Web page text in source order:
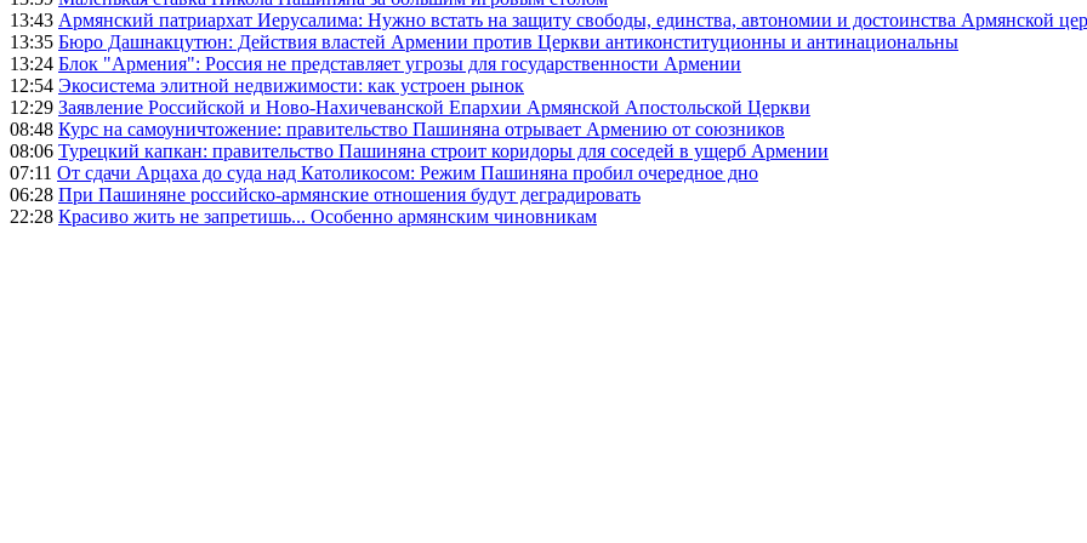
13:43 Армянский патриархат Иерусалима: Нужно встать на защиту свободы, единства, автономии и достоинства Армянской
13:35 Бюро Дашнакцутюн: Действия властей Армении против Церкви антиконституционны и антинациональны
13:24 Блок "Армения": Россия не представляет угрозы для государственности Армении
12:54 Экосистема элитной недвижимости: как устроен рынок
12:29 Заявление Российской и Ново-Нахичеванской Епархии Армянской Апостольской Церкви
08:48 Курс на самоуничтожение: правительство Пашиняна отрывает Армению от союзников
08:06 Турецкий капкан: правительство Пашиняна строит коридоры для соседей в ущерб Армении
07:11 От сдачи Арцаха до суда над Католикосом: Режим Пашиняна пробил очередное дно
06:28 При Пашиняне российско-армянские отношения будут деградировать
22:28 Красиво жить не запретишь... Особенно армянским чиновникам